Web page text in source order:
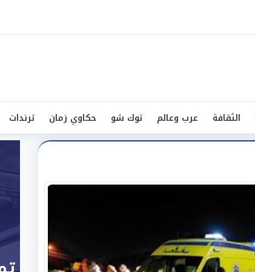
الثقافة عرب وعالم توك شو حكاوي زمان ترندات